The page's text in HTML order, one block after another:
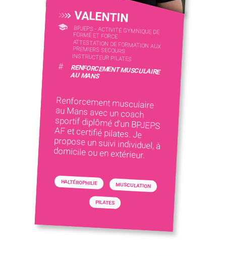
VALENTIN
BPJEPS - ACTIVITÉ GYMNIQUE DE
FORME ET FORCE
ATTESTATION DE FORMATION AUX
PREMIERS SECOURS
INSTRUCTEUR PILATES
# RENFORCEMENT MUSCULAIRE
AU MANS
Renforcement musculaire
au Mans avec un coach
sportif diplômé d'un BPJEPS
AF et certifié pilates. Je
propose un suivi individuel, à
domicile ou en extérieur.
HALTÉROPHILIE MUSCULATION
PILATES